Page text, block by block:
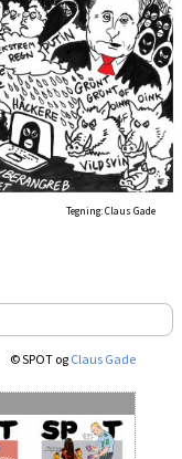
Tegning: Claus Gade
© SPOT og Claus Gade